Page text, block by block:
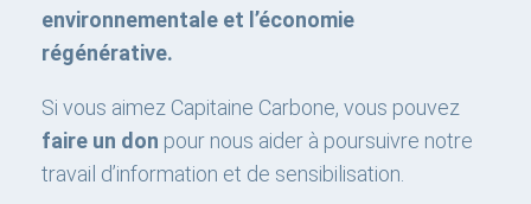
environnementale et l’économie
régénérative.
Si vous aimez Capitaine Carbone, vous pouvez
faire un don pour nous aider à poursuivre notre
travail d’information et de sensibilisation.